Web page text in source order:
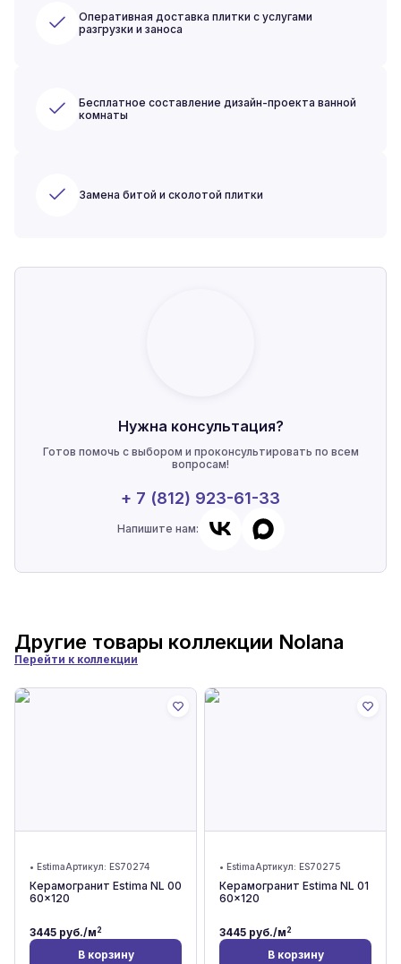
Оперативная доставка плитки с услугами
разгрузки и заноса
Бесплатное составление дизайн-проекта ванной
комнаты
Замена битой и сколотой плитки
Нужна консультация?
Готов помочь с выбором и проконсультировать по всем
вопросам!
+ 7 (812) 923-61-33
Напишите нам:
Другие товары коллекции Nolana
Перейти к коллекции
• EstimaАртикул: ES70274
Керамогранит Estima NL 00
60x120
3445 руб./м2
В корзину
• EstimaАртикул: ES70275
Керамогранит Estima NL 01
60x120
3445 руб./м2
В корзину